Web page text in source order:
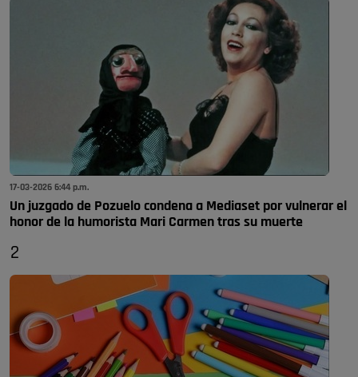
17-03-2026 6:44 p.m.
Un juzgado de Pozuelo condena a Mediaset por vulnerar el
honor de la humorista Mari Carmen tras su muerte
2